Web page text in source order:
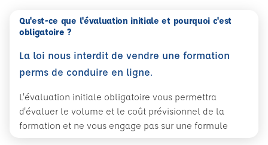
Qu'est-ce que l'évaluation initiale et pourquoi c'est
obligatoire ?
La loi nous interdit de vendre une formation
perms de conduire en ligne.
L'évaluation initiale obligatoire vous permettra
d'évaluer le volume et le coût prévisionnel de la
formation et ne vous engage pas sur une formule